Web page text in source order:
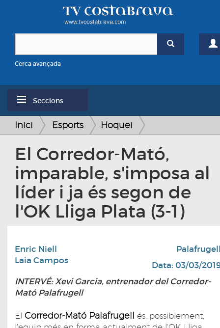
Cerca avançada
Seccions
Inici Esports Hoquei
El Corredor-Mató,
imparable, s'imposa al
líder i ja és segon de
l'OK Lliga Plata (3-1)
Enric Niell
Laia Campos
Data: 03/03/
INTERVÉ: Xevi Garcia, entrenador del Corredor-
Mató Palafrugell
El Corredor-Mató Palafrugell és, possiblement,